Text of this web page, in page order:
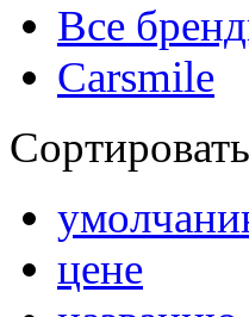
Все
Carsmile
цене